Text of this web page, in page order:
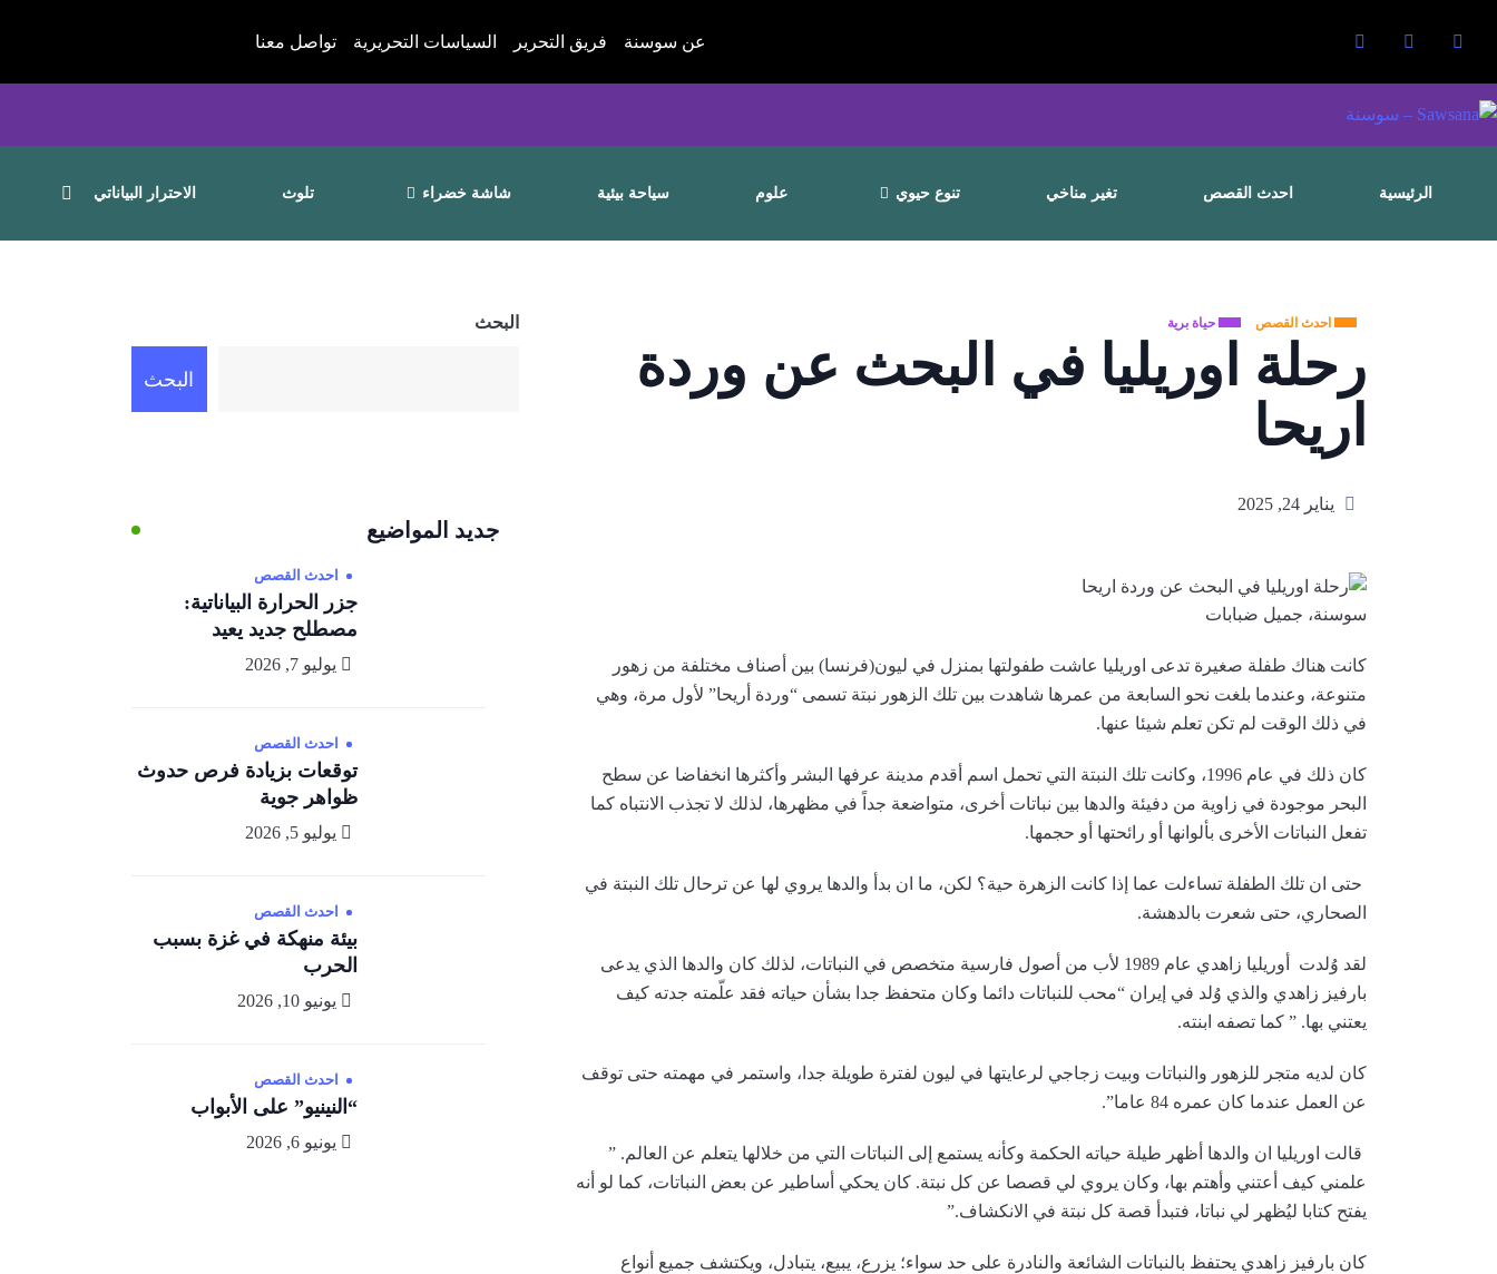
عن سوسنة فريق التحرير السياسات التحريرية تواصل معنا
الرئيسية احدث القصص تغير مناخي تنوع حيوي علوم سياحة بيئية شاشة خضراء تلوث الاحترار البياناتي
احدث القصص حياة برية
رحلة اوريليا في البحث عن وردة
اريحا
يناير 24, 2025
سوسنة، جميل ضبابات
كانت هناك طفلة صغيرة تدعى اوريليا عاشت طفولتها بمنزل في ليون(فرنسا) بين أصناف مختلفة من زهور
متنوعة، وعندما بلغت نحو السابعة من عمرها شاهدت بين تلك الزهور نبتة تسمى “وردة أريحا” لأول مرة، وهي
في ذلك الوقت لم تكن تعلم شيئا عنها.
كان ذلك في عام 1996، وكانت تلك النبتة التي تحمل اسم أقدم مدينة عرفها البشر وأكثرها انخفاضا عن سطح
البحر موجودة في زاوية من دفيئة والدها بين نباتات أخرى، متواضعة جداً في مظهرها، لذلك لا تجذب الانتباه كما
تفعل النباتات الأخرى بألوانها أو رائحتها أو حجمها.
حتى ان تلك الطفلة تساءلت عما إذا كانت الزهرة حية؟ لكن، ما ان بدأ والدها يروي لها عن ترحال تلك النبتة في
الصحاري، حتى شعرت بالدهشة.
لقد وُلدت أوريليا زاهدي عام 1989 لأب من أصول فارسية متخصص في النباتات، لذلك كان والدها الذي يدعى
بارفيز زاهدي والذي وُلد في إيران “محب للنباتات دائما وكان متحفظ جدا بشأن حياته فقد علّمته جدته كيف
يعتني بها. ” كما تصفه ابنته.
كان لديه متجر للزهور والنباتات وبيت زجاجي لرعايتها في ليون لفترة طويلة جدا، واستمر في مهمته حتى توقف
عن العمل عندما كان عمره 84 عاما”.
قالت اوريليا ان والدها أظهر طيلة حياته الحكمة وكأنه يستمع إلى النباتات التي من خلالها يتعلم عن العالم. ”
علمني كيف أعتني وأهتم بها، وكان يروي لي قصصا عن كل نبتة. كان يحكي أساطير عن بعض النباتات، كما لو أنه
يفتح كتابا ليُظهر لي نباتا، فتبدأ قصة كل نبتة في الانكشاف.”
كان بارفيز زاهدي يحتفظ بالنباتات الشائعة والنادرة على حد سواء؛ يزرع، يبيع، يتبادل، ويكتشف جميع أنواع
البحث
البحث
جديد المواضيع
احدث القصص
جزر الحرارة البياناتية:
مصطلح جديد يعيد
يوليو 7, 2026
احدث القصص
توقعات بزيادة فرص حدوث
ظواهر جوية
يوليو 5, 2026
احدث القصص
بيئة منهكة في غزة بسبب
الحرب
يونيو 10, 2026
احدث القصص
“النينيو” على الأبواب
يونيو 6, 2026